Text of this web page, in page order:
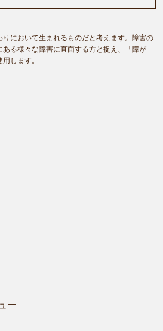
において生まれるものだと考えます。障害の
る様々な障害に直面する方と捉え、「障が
します。
ー